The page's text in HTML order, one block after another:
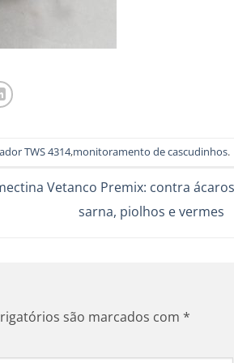
TWS 4314,monitoramento de cascudinhos.
Vetanco Premix: contra
sarna, piolhos e vermes
são marcados com *